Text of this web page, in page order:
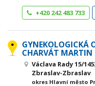
+420 242 483 733
GYNEKOLOGICKÁ
CHARVÁT MARTIN
Václava Rady 15/
Zbraslav-Zbraslav
okres Hlavní město